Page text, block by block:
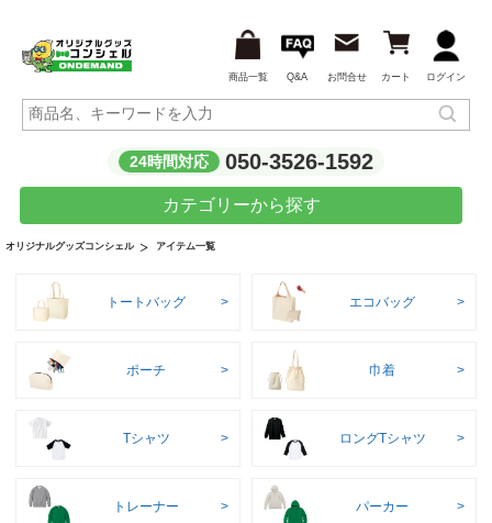
商品一覧 Q&A お問合せ カート ログイン
24時間対応 050-3526-1592
カテゴリーから探す
オリジナルグッズコンシェル アイテム一覧
トートバッグ エコバッグ
ポーチ 巾着
Tシャツ ロングTシャツ
トレーナー パーカー